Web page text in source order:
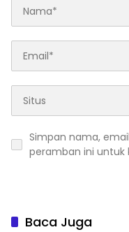
Simpan nama,
peramban ini untuk
Baca Juga